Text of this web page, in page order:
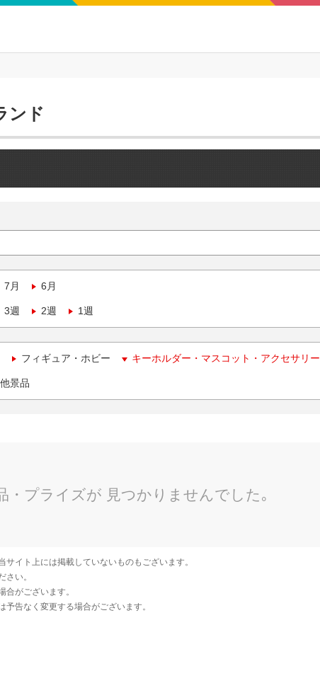
ンド
7月 6月
3週 2週 1週
フィギュア・ホビー キーホルダー・マスコット・アクセサリー
景品